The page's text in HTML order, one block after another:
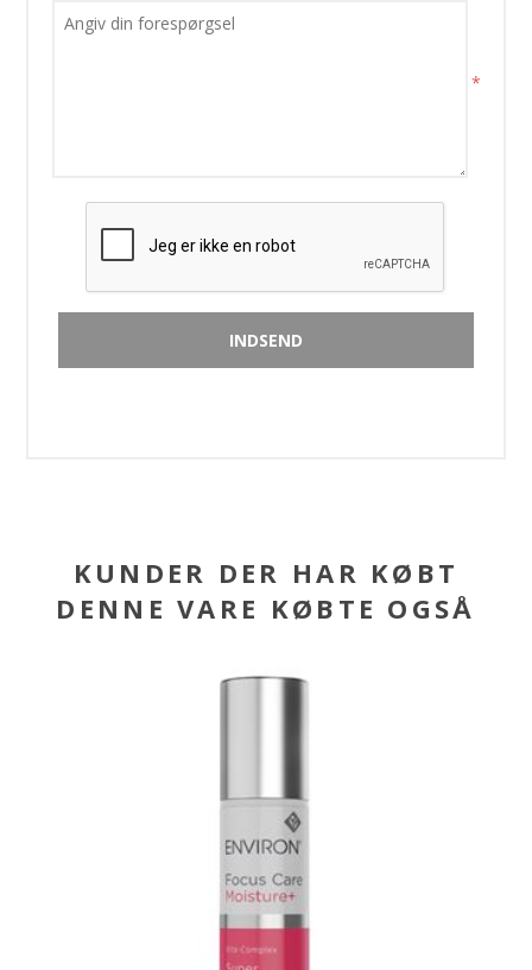
*
KUNDER DER HAR KØBT
DENNE VARE KØBTE OGSÅ